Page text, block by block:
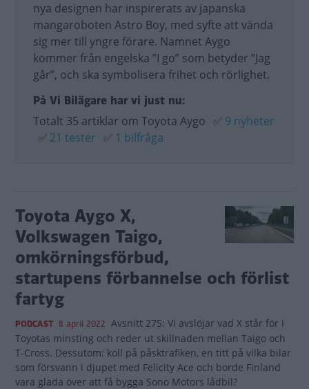
nya designen har inspirerats av japanska
mangaroboten Astro Boy, med syfte att vända
sig mer till yngre förare. Namnet Aygo
kommer från engelska ”I go” som betyder ”Jag
går”, och ska symbolisera frihet och rörlighet.
På Vi Bilägare har vi just nu:
Totalt 35 artiklar om Toyota Aygo ✅ 9 nyheter
✅ 21 tester ✅ 1 bilfråga
Toyota Aygo X,
Volkswagen Taigo,
omkörningsförbud,
startupens förbannelse och förlist
fartyg
PODCAST 8 april 2022 Avsnitt 275: Vi avslöjar vad X står för i
Toyotas minsting och reder ut skillnaden mellan Taigo och
T-Cross. Dessutom: koll på påsktrafiken, en titt på vilka bilar
som försvann i djupet med Felicity Ace och borde Finland
vara glada över att få bygga Sono Motors lådbil?